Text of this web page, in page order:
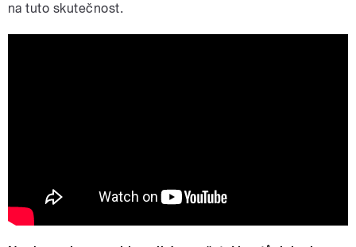
na tuto skutečnost.